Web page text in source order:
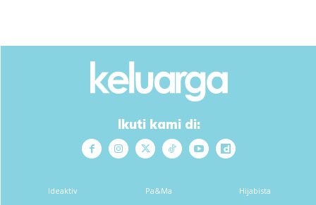
Perlu tahu satu ‘kepantangan’ bagi kuali jenis non stick ini
menggunakan senduk, sudip atau sudu sekalipun yang
menghakis permukaan kuali dan mengakibatkan kuali
bercalar. Sebaiknya gunalah alatan memasak yang
Ikuti kami di:
Ideaktiv Pa&Ma Hijabista